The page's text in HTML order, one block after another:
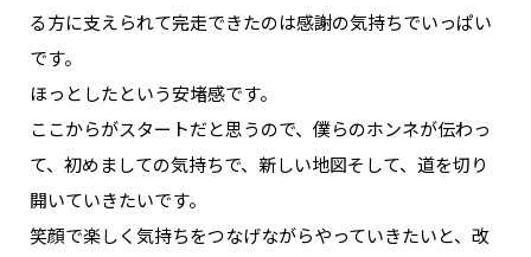
る方に支えられて完走できたのは感謝の気持ちでいっぱい
です。
ほっとしたという安堵感です。
ここからがスタートだと思うので、僕らのホンネが伝わっ
て、初めましての気持ちで、新しい地図そして、道を切り
開いていきたいです。
笑顔で楽しく気持ちをつなげながらやっていきたいと、改